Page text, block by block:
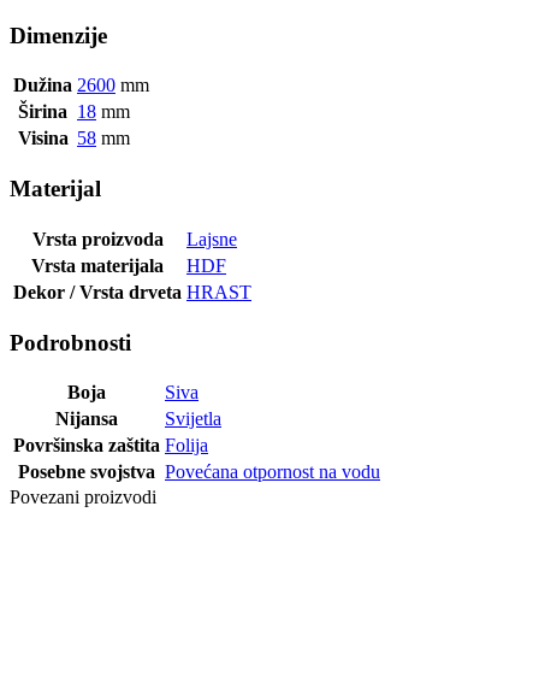
Dimenzije
Dužina 2600 mm
Širina 18 mm
Visina 58 mm
Materijal
Vrsta proizvoda
Lajsne
Vrsta materijala
HDF
Dekor / Vrsta drveta HRAST
Podrobnosti
Boja
Siva
Nijansa
Svijetla
Površinska zaštita Folija
Posebne svojstva Povećana otpornost na vodu
Povezani proizvodi